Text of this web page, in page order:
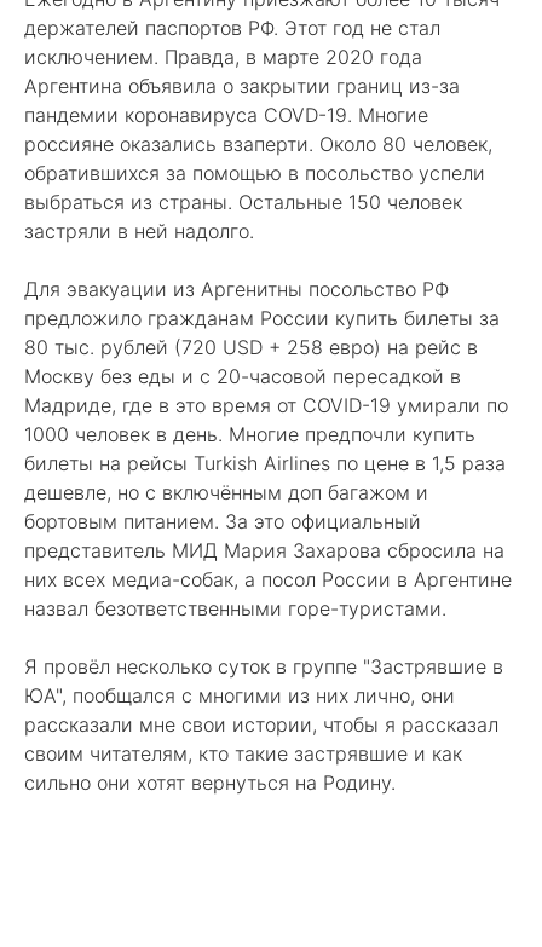
держателей паспортов РФ. Этот год не стал
исключением. Правда, в марте 2020 года
Аргентина объявила о закрытии границ из-за
пандемии коронавируса COVD-19. Многие
россияне оказались взаперти. Около 80 человек,
обратившихся за помощью в посольство успели
выбраться из страны. Остальные 150 человек
застряли в ней надолго.
Для эвакуации из Аргенитны посольство РФ
предложило гражданам России купить билеты за
80 тыс. рублей (720 USD + 258 евро) на рейс в
Москву без еды и с 20-часовой пересадкой в
Мадриде, где в это время от COVID-19 умирали по
1000 человек в день. Многие предпочли купить
билеты на рейсы Turkish Airlines по цене в 1,5 раза
дешевле, но с включённым доп багажом и
бортовым питанием. За это официальный
представитель МИД Мария Захарова сбросила на
них всех медиа-собак, а посол России в Аргентине
назвал безответственными горе-туристами.
Я провёл несколько суток в группе "Застрявшие в
ЮА", пообщался с многими из них лично, они
рассказали мне свои истории, чтобы я рассказал
своим читателям, кто такие застрявшие и как
сильно они хотят вернуться на Родину.